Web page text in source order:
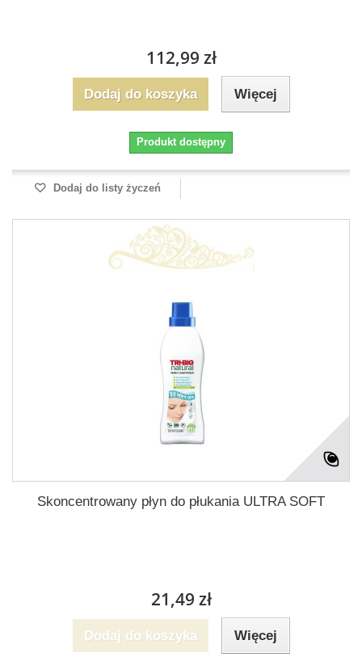
112,99 zł
Dodaj do koszyka Więcej
Produkt dostępny
Dodaj do listy życzeń
Skoncentrowany płyn do płukania ULTRA SOFT
21,49 zł
Dodaj do koszyka Więcej